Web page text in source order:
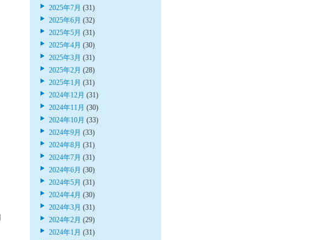
2025年7月 (31)
2025年6月 (32)
2025年5月 (31)
2025年4月 (30)
2025年3月 (31)
2025年2月 (28)
2025年1月 (31)
2024年12月 (31)
2024年11月 (30)
2024年10月 (33)
2024年9月 (33)
2024年8月 (31)
2024年7月 (31)
2024年6月 (30)
2024年5月 (31)
2024年4月 (30)
2024年3月 (31)
2024年2月 (29)
2024年1月 (31)